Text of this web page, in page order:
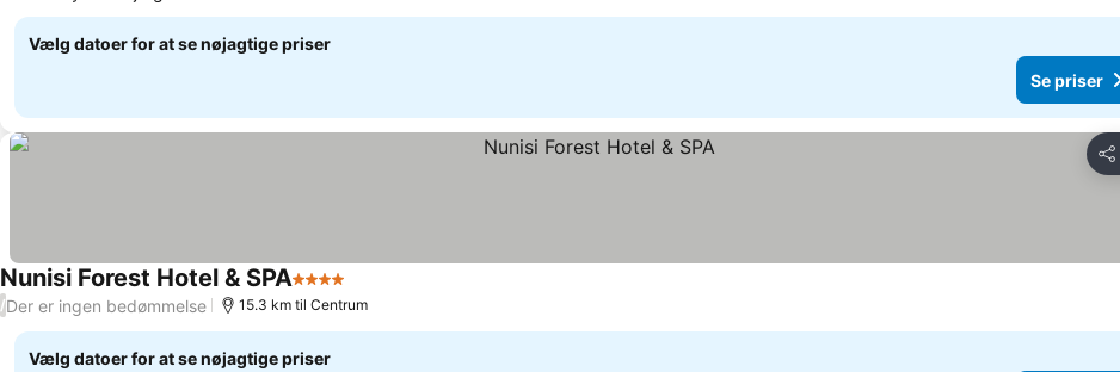
Vælg datoer for at se nøjagtige priser
Se priser
Del
Nunisi Forest Hotel & SPA4 Stjerner
/Der er ingen bedømmelse 15.3 km til Centrum
Vælg datoer for at se nøjagtige priser